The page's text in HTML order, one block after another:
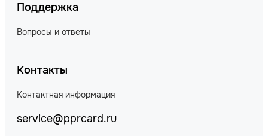
Поддержка
Вопросы и ответы
Контакты
Контактная информация
service@pprcard.ru